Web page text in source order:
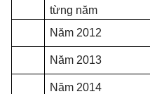
từng năm
Năm 2012
Năm 2013
Năm 2014